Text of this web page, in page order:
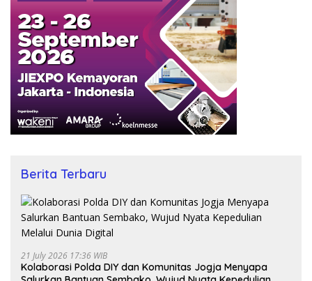
Berita Terbaru
21 July 2026 17:36 WIB
Kolaborasi Polda DIY dan Komunitas Jogja Menyapa